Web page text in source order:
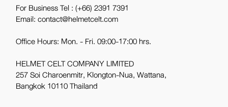
For Business Tel :(+66) 2391 7391
Email: contact@helmetcelt.com
Office Hours: Mon. - Fri. 09:00-17:00 hrs.
HELMET CELT COMPANY LIMITED
257 Soi Charoenmitr, Klongton-Nua, Wattana,
Bangkok 10110 Thailand